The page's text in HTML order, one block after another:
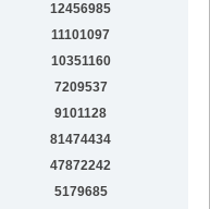
12456985
11101097
10351160
7209537
9101128
81474434
47872242
5179685